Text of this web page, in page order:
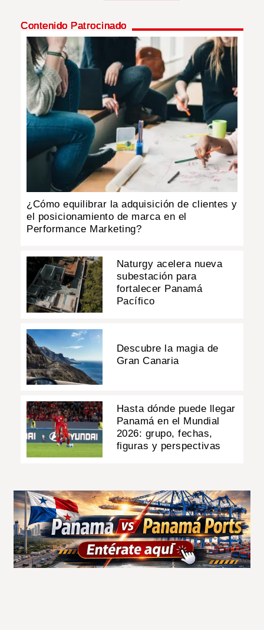
Contenido Patrocinado
¿Cómo equilibrar la adquisición de clientes y
el posicionamiento de marca en el
Performance Marketing?
Naturgy acelera nueva
subestación para
fortalecer Panamá
Pacífico
Descubre la magia de
Gran Canaria
Hasta dónde puede llegar
Panamá en el Mundial
2026: grupo, fechas,
figuras y perspectivas